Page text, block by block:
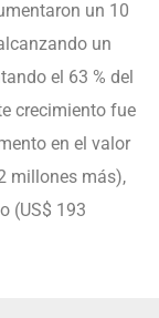
un 10
un
el 63 % del
crecimiento fue
en el valor
millones más),
(US$ 193